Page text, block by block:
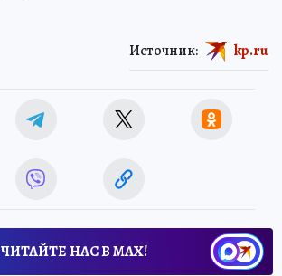
Источник: kp.ru
ЧИТАЙТЕ НАС В МАХ!